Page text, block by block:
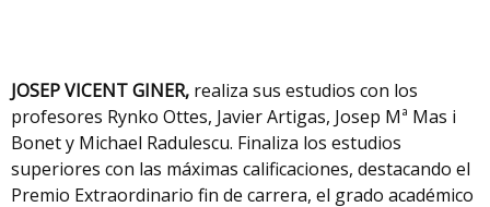
JOSEP VICENT GINER, realiza sus estudios con los
profesores Rynko Ottes, Javier Artigas, Josep Mª Mas i
Bonet y Michael Radulescu. Finaliza los estudios
superiores con las máximas calificaciones, destacando el
Premio Extraordinario fin de carrera, el grado académico